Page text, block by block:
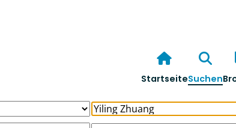
StartseiteSuchen